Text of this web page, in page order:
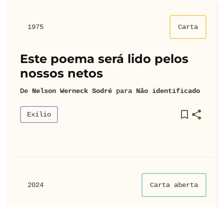
1975 Carta
Este poema será lido pelos
nossos netos
De Nelson Werneck Sodré para Não identificado
Exílio
2024 Carta aberta